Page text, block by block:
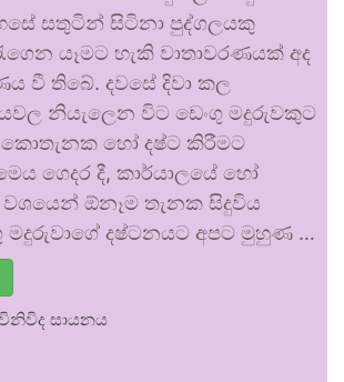
සතුටින් සිටිනා පුද්ගලයකු
යෑමට හැකි වාතාවරණයක් අද
වී තිබේ. දවසේ දිවා කල
නියැලෙන විට ඩෙංගු මදුරුවකුට
කොතැනක හෝ දෂ්ට කිරීමට
ගෙදර දී, කාර්යාලයේ හෝ
ඕනෑම තැනක සිදුවිය
මදුරුවාගේ දෂ්ටනයට අපට මුහුණ …
සායනය